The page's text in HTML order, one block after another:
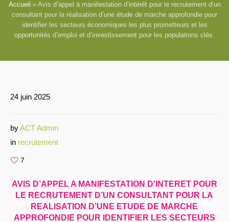
Accueil » Avis d’appel à manifestation d’intérêt pour le recrutement d’un
consultant pour la réalisation d’une étude de marche approfondie pour
identifier les secteurs économiques les plus prometteurs et les
opportunités d’emploi et d’investissement pour les populations clés.
24 juin 2025
byACT Admin
in recrutement
7
AVIS D’APPEL A MANIFESTATION D’INTERET POUR
LE RECRUTEMENT D’UN CONSULTANT POUR LA
REALISATION D’UNE ETUDE DE MARCHE
APPROFONDIE POUR IDENTIFIER LES SECTEURS